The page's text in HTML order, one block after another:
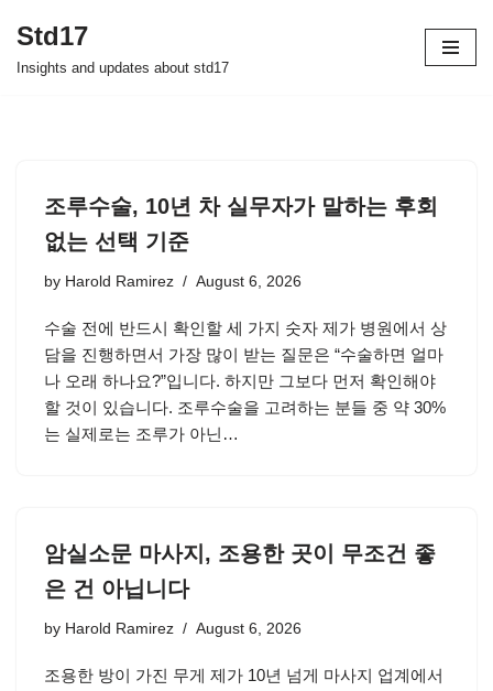
Skip
Std17
Insights and updates about std17
조루수술, 10년 차 실무자가 말하는 후회
없는 선택 기준
by Harold Ramirez August 6, 2026
수술 전에 반드시 확인할 세 가지 숫자 제가 병원에서 상
담을 진행하면서 가장 많이 받는 질문은 “수술하면 얼마
나 오래 하나요?”입니다. 하지만 그보다 먼저 확인해야
할 것이 있습니다. 조루수술을 고려하는 분들 중 약 30%
는 실제로는 조루가 아닌…
암실소문 마사지, 조용한 곳이 무조건 좋
은 건 아닙니다
by Harold Ramirez August 6, 2026
조용한 방이 가진 무게 제가 10년 넘게 마사지 업계에서